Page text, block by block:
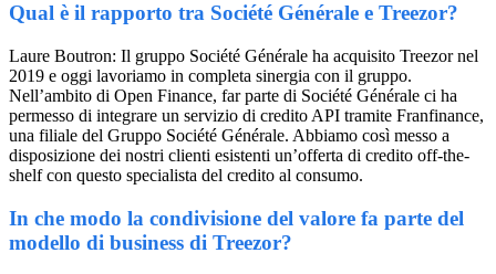
Qual è il rapporto tra Société Générale e Treezor?
Laure Boutron: Il gruppo Société Générale ha acquisito Treezor nel
2019 e oggi lavoriamo in completa sinergia con il gruppo.
Nell’ambito di Open Finance, far parte di Société Générale ci ha
permesso di integrare un servizio di credito API tramite Franfinance,
una filiale del Gruppo Société Générale. Abbiamo così messo a
disposizione dei nostri clienti esistenti un’offerta di credito off-the-
shelf con questo specialista del credito al consumo.
In che modo la condivisione del valore fa parte del
modello di business di Treezor?